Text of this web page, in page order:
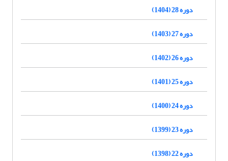
دوره 28 (1404)
دوره 27 (1403)
دوره 26 (1402)
دوره 25 (1401)
دوره 24 (1400)
دوره 23 (1399)
دوره 22 (1398)